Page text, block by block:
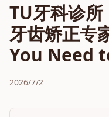
TU牙科诊
牙齿矫正
You Need
2026/7/2